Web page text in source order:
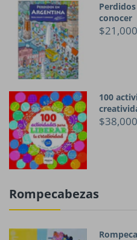
conocer
100
Rompecabezas